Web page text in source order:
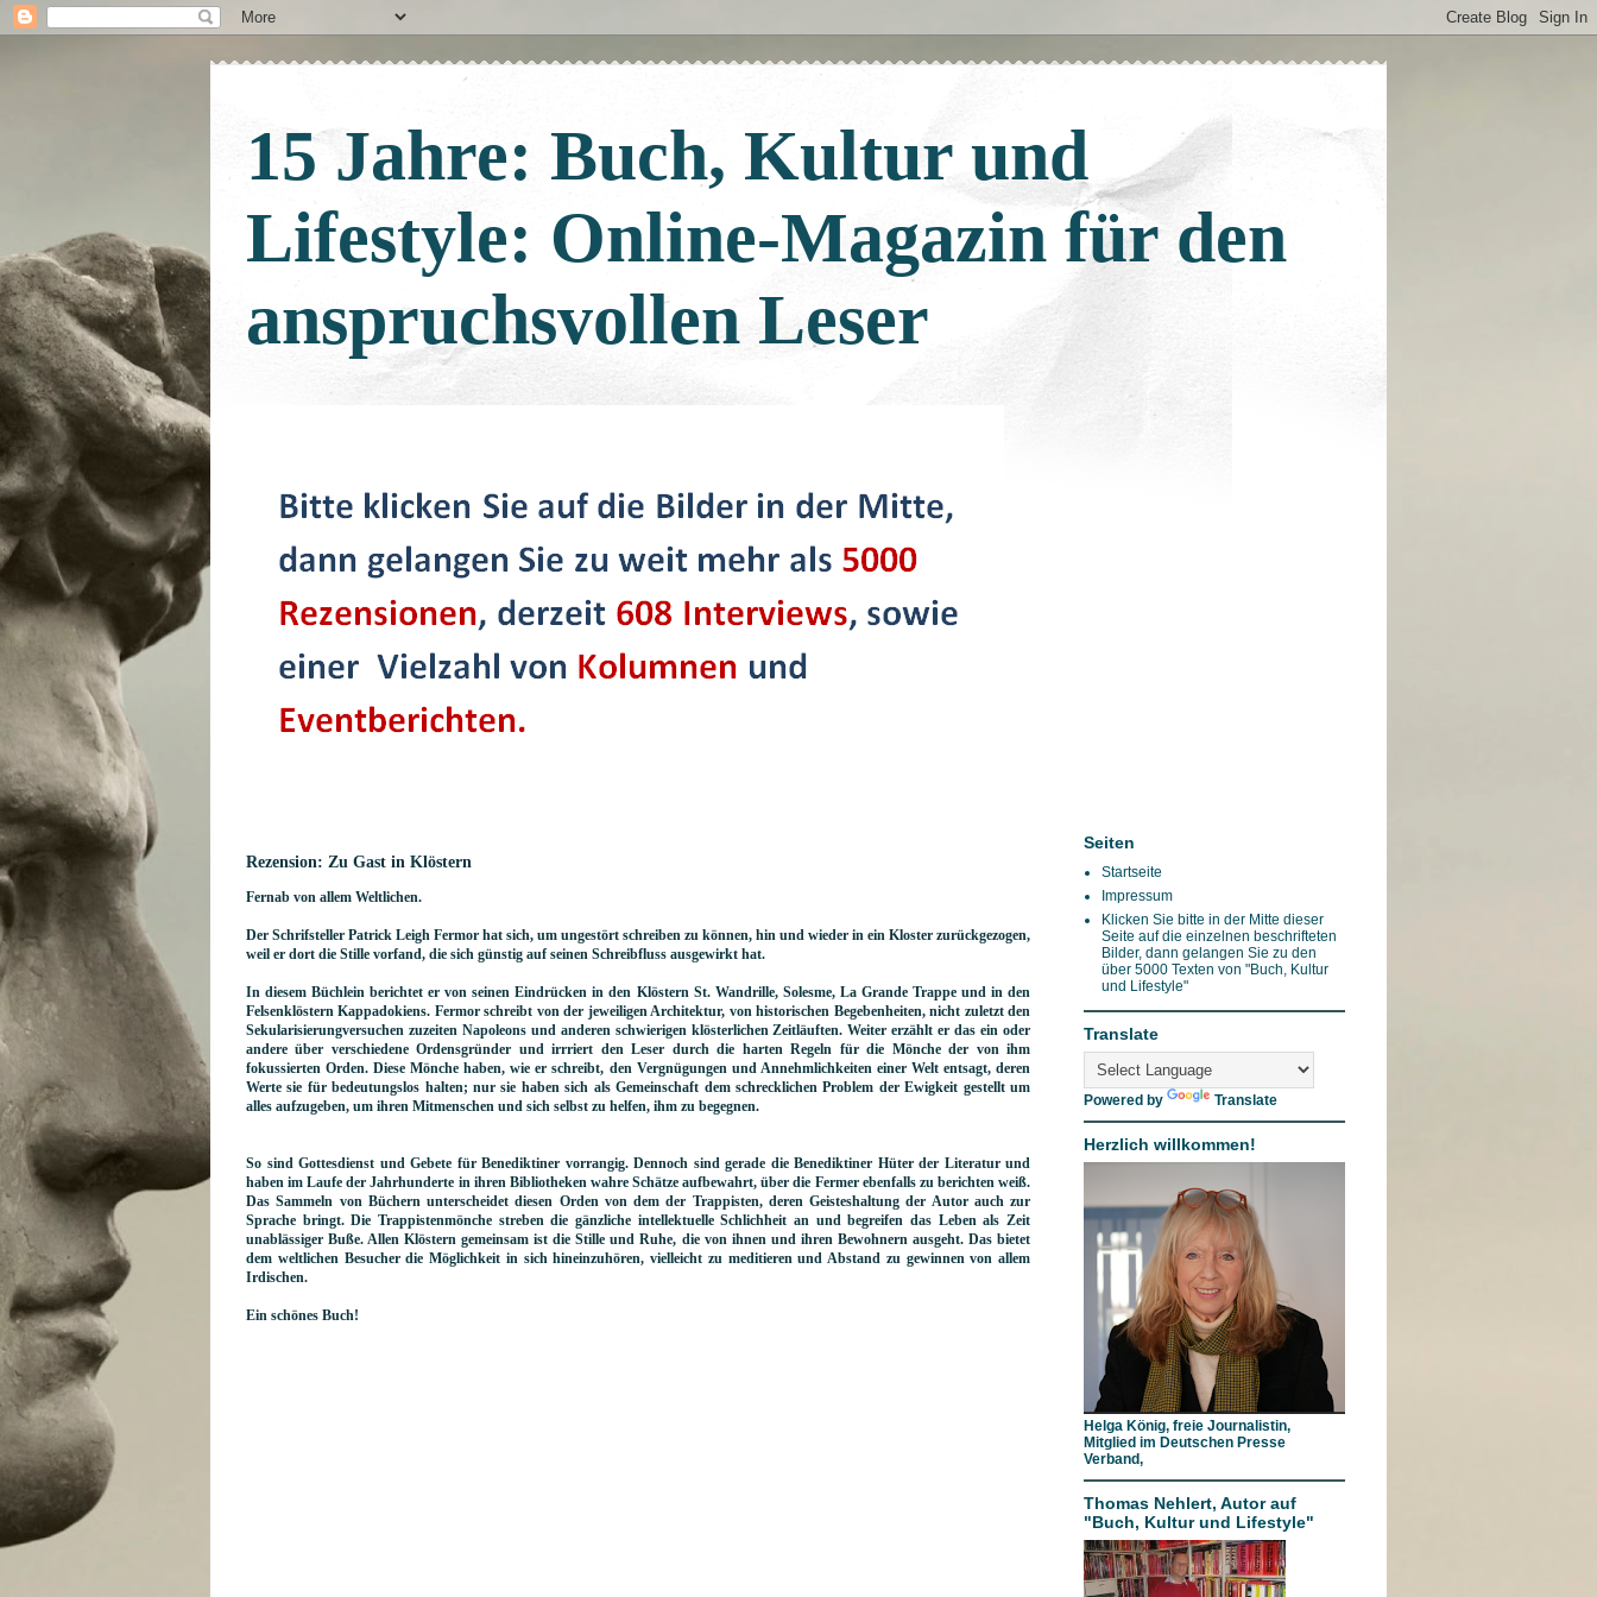
15 Jahre: Buch, Kultur und
Lifestyle: Online-Magazin für den
anspruchsvollen Leser
Rezension: Zu Gast in Klöstern
Fernab von allem Weltlichen.
Der Schrifsteller Patrick Leigh Fermor hat sich, um ungestört schreiben zu können, hin und wieder in ein Kloster zurückgezogen,
weil er dort die Stille vorfand, die sich günstig auf seinen Schreibfluss ausgewirkt hat.
In diesem Büchlein berichtet er von seinen Eindrücken in den Klöstern St. Wandrille, Solesme, La Grande Trappe und in den
Felsenklöstern Kappadokiens. Fermor schreibt von der jeweiligen Architektur, von historischen Begebenheiten, nicht zuletzt den
Sekularisierungversuchen zuzeiten Napoleons und anderen schwierigen klösterlichen Zeitläuften. Weiter erzählt er das ein oder
andere über verschiedene Ordensgründer und irrriert den Leser durch die harten Regeln für die Mönche der von ihm
fokussierten Orden. Diese Mönche haben, wie er schreibt, den Vergnügungen und Annehmlichkeiten einer Welt entsagt, deren
Werte sie für bedeutungslos halten; nur sie haben sich als Gemeinschaft dem schrecklichen Problem der Ewigkeit gestellt um
alles aufzugeben, um ihren Mitmenschen und sich selbst zu helfen, ihm zu begegnen.
So sind Gottesdienst und Gebete für Benediktiner vorrangig. Dennoch sind gerade die Benediktiner Hüter der Literatur und
haben im Laufe der Jahrhunderte in ihren Bibliotheken wahre Schätze aufbewahrt, über die Fermer ebenfalls zu berichten weiß.
Das Sammeln von Büchern unterscheidet diesen Orden von dem der Trappisten, deren Geisteshaltung der Autor auch zur
Sprache bringt. Die Trappistenmönche streben die gänzliche intellektuelle Schlichheit an und begreifen das Leben als Zeit
unablässiger Buße. Allen Klöstern gemeinsam ist die Stille und Ruhe, die von ihnen und ihren Bewohnern ausgeht. Das bietet
dem weltlichen Besucher die Möglichkeit in sich hineinzuhören, vielleicht zu meditieren und Abstand zu gewinnen von allem
Irdischen.
Ein schönes Buch!
Seiten
Startseite
Impressum
Klicken Sie bitte in der Mitte dieser
Seite auf die einzelnen beschrifteten
Bilder, dann gelangen Sie zu den
über 5000 Texten von "Buch, Kultur
und Lifestyle"
Translate
Powered by Translate
Herzlich willkommen!
Helga König, freie Journalistin,
Mitglied im Deutschen Presse
Verband,
Thomas Nehlert, Autor auf
"Buch, Kultur und Lifestyle"